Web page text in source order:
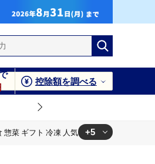
控除額を調べる
菜 ギフト 冷凍 人気 ハッシュドビーフ
+5